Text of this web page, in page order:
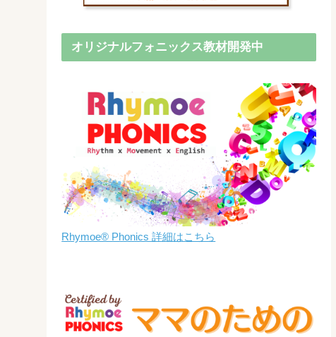
オリジナルフォニックス教材開発中
Rhymoe® Phonics 詳細はこちら